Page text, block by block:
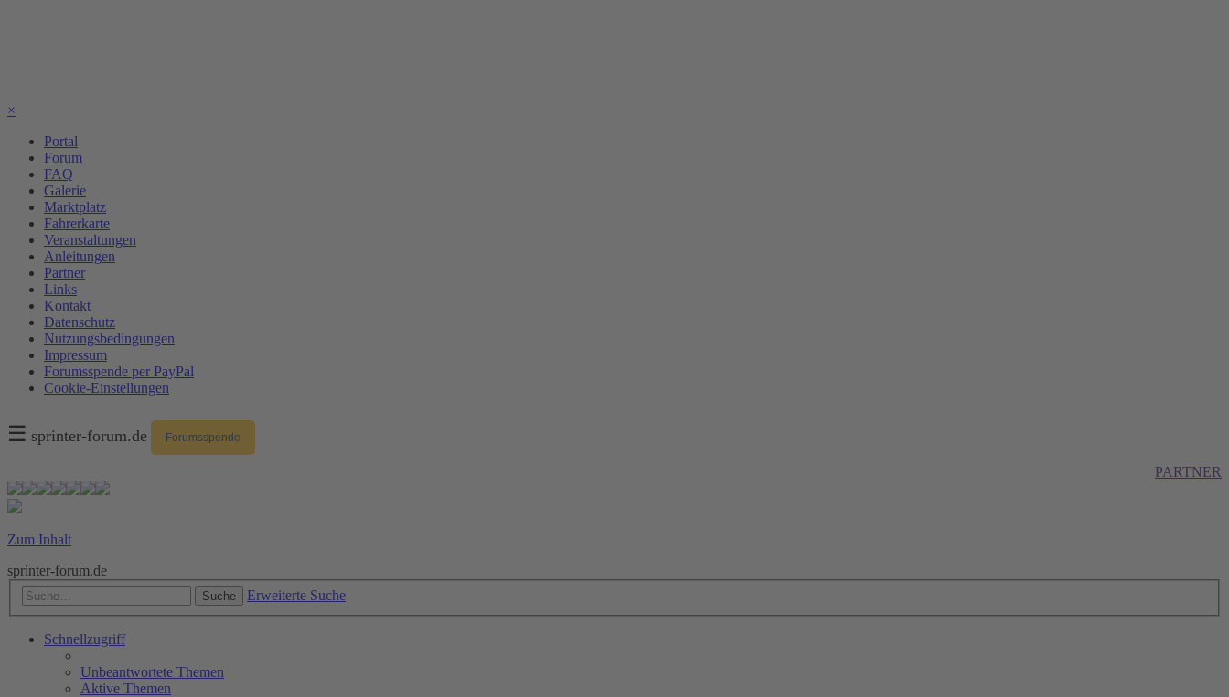
×
Portal
Forum
FAQ
Galerie
Marktplatz
Fahrerkarte
Veranstaltungen
Anleitungen
Partner
Links
Kontakt
Datenschutz
Nutzungsbedingungen
Impressum
Forumsspende per PayPal
Cookie-Einstellungen
☰ sprinter-forum.de Forumsspende
PARTNER
Zum Inhalt
sprinter-forum.de
Suche Erweiterte Suche
Schnellzugriff
Unbeantwortete Themen
Aktive Themen